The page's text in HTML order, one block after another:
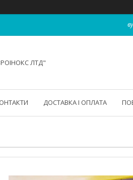
ЛТД"
ДОСТАВКА І ОПЛАТА